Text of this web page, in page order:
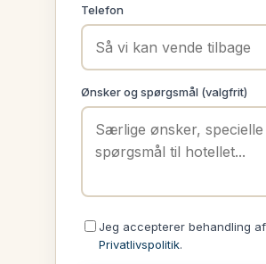
Telefon
Ønsker og spørgsmål (valgfrit)
Jeg accepterer behandling
Privatlivspolitik.